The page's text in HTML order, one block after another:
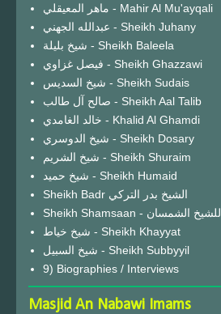
ماهر المعيقلي - Mahir Al Mu'ayqali
عبدالله الجهني - Sheikh Juhany
شيخ بليلة - Sheikh Baleela
فيصل غزاوي - Sheikh Ghazzawi
شيخ السديس - Sheikh Sudais
صالح آل طالب - Sheikh Aal Talib
خالد الغامدي - Khalid Al Ghamdi
شيخ الدوسري - Sheikh Dosary
شيخ الشريم - Sheikh Shuraim
شيخ حميد - Sheikh Humaid
Sheikh Badr الشيخ بدر التركي
Sheikh Shamsaan - للشيخ الشمسان
شيخ خياط - Sheikh Khayyat
شيخ السبيل - Sheikh Subbyyil
9) Biographies / Interviews
Masjid An Nabawi Imams